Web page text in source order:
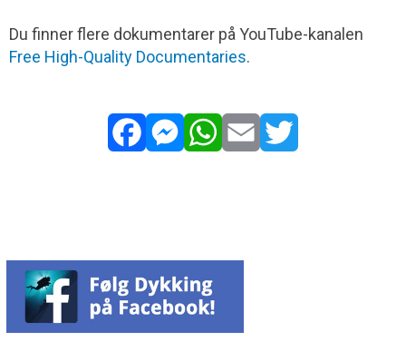
Du finner flere dokumentarer på YouTube-kanalen
Free High-Quality Documentaries.